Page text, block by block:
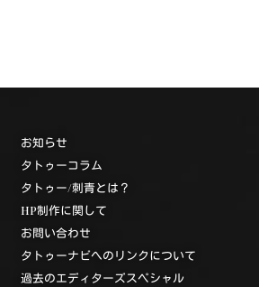
お知らせ
タトゥーコラム
タトゥー/刺青とは？
HP制作に関して
お問い合わせ
タトゥーナビへのリンクについて
過去のエディターズスペシャル